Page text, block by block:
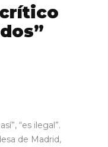
“es ilegal”.
de Madrid,